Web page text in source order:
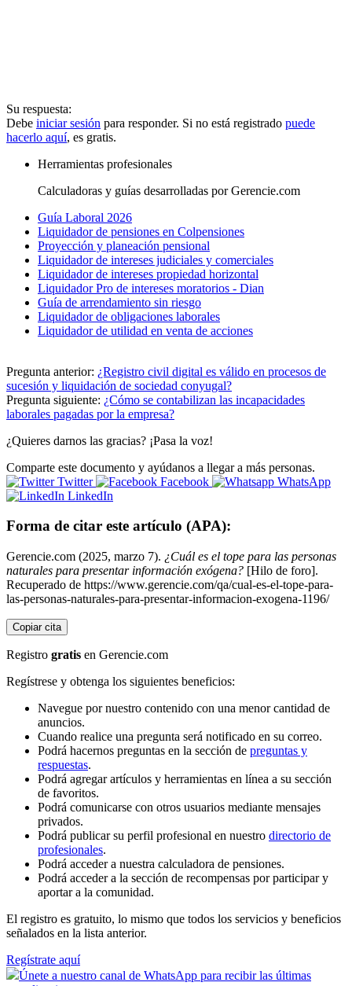
Su respuesta:
Debe iniciar sesión para responder. Si no está registrado puede
hacerlo aquí, es gratis.
Herramientas profesionales
Calculadoras y guías desarrolladas por Gerencie.com
Guía Laboral 2026
Liquidador de pensiones en Colpensiones
Proyección y planeación pensional
Liquidador de intereses judiciales y comerciales
Liquidador de intereses propiedad horizontal
Liquidador Pro de intereses moratorios - Dian
Guía de arrendamiento sin riesgo
Liquidador de obligaciones laborales
Liquidador de utilidad en venta de acciones
Pregunta anterior: ¿Registro civil digital es válido en procesos de
sucesión y liquidación de sociedad conyugal?
Pregunta siguiente: ¿Cómo se contabilizan las incapacidades
laborales pagadas por la empresa?
¿Quieres darnos las gracias? ¡Pasa la voz!
Comparte este documento y ayúdanos a llegar a más personas.
Twitter
Facebook
WhatsApp
LinkedIn
Forma de citar este artículo (APA):
Gerencie.com (2025, marzo 7). ¿Cuál es el tope para las personas
naturales para presentar información exógena? [Hilo de foro].
Recuperado de https://www.gerencie.com/qa/cual-es-el-tope-para-
las-personas-naturales-para-presentar-informacion-exogena-1196/
Copiar cita
Registro gratis en Gerencie.com
Regístrese y obtenga los siguientes beneficios:
Navegue por nuestro contenido con una menor cantidad de
anuncios.
Cuando realice una pregunta será notificado en su correo.
Podrá hacernos preguntas en la sección de preguntas y
respuestas.
Podrá agregar artículos y herramientas en línea a su sección
de favoritos.
Podrá comunicarse con otros usuarios mediante mensajes
privados.
Podrá publicar su perfil profesional en nuestro directorio de
profesionales.
Podrá acceder a nuestra calculadora de pensiones.
Podrá acceder a la sección de recompensas por participar y
aportar a la comunidad.
El registro es gratuito, lo mismo que todos los servicios y beneficios
señalados en la lista anterior.
Regístrate aquí
Únete a nuestro canal de WhatsApp para recibir las últimas